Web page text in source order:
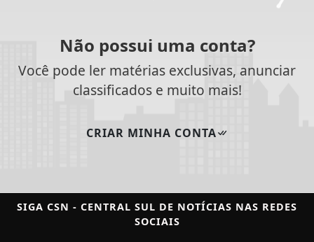
Não possui uma conta?
Você pode ler matérias exclusivas, anunciar
classificados e muito mais!
CRIAR MINHA CONTA
SIGA CSN - CENTRAL SUL DE NOTÍCIAS NAS REDES
SOCIAIS